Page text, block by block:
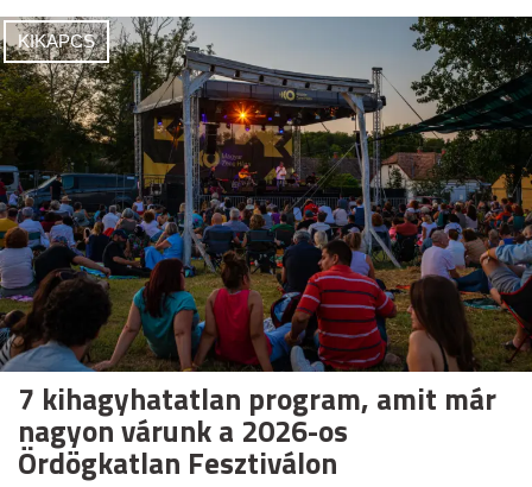
KIKAPCS
7 kihagyhatatlan program, amit már
nagyon várunk a 2026-os
Ördögkatlan Fesztiválon